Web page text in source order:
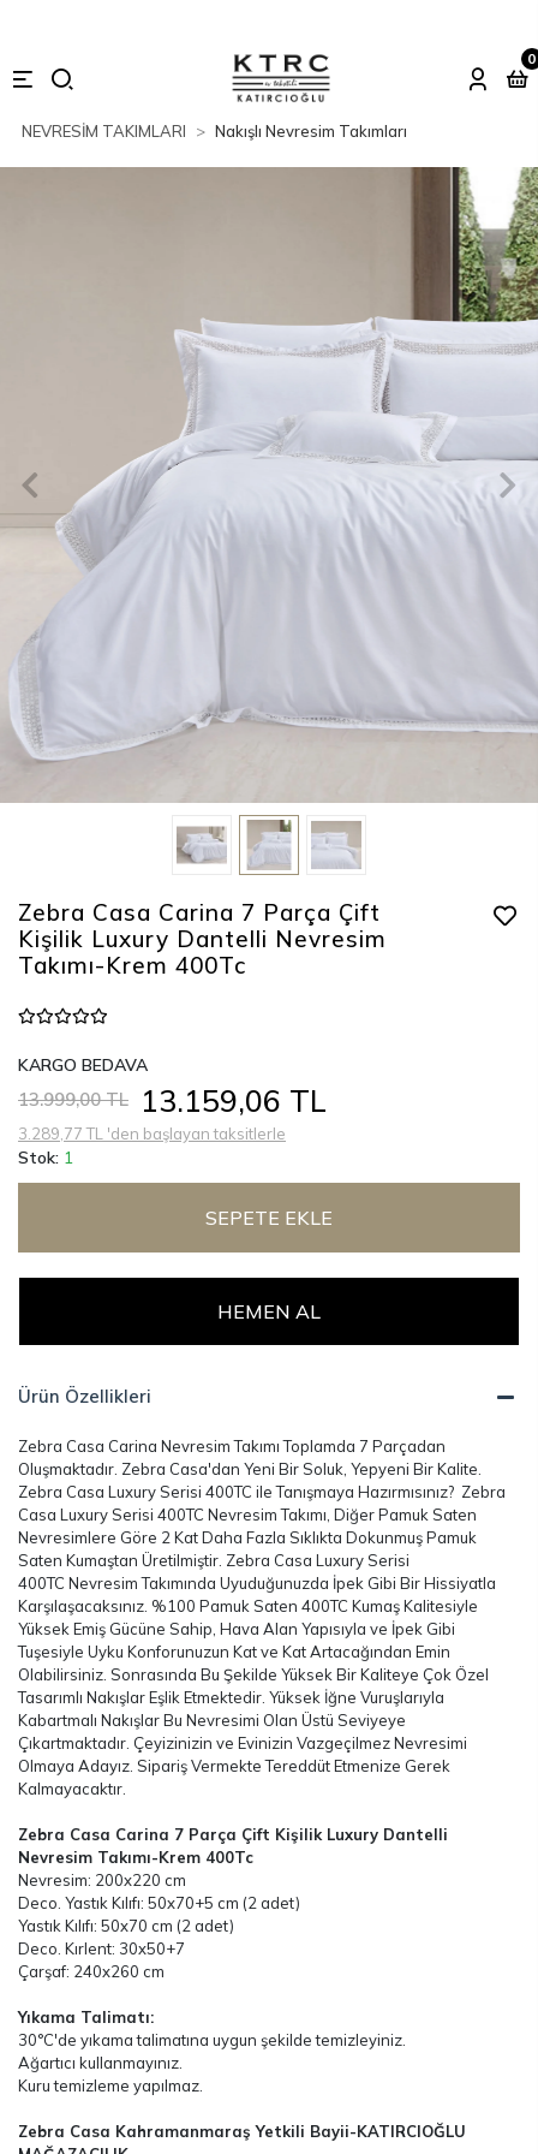
0
NEVRESİM TAKIMLARI Nakışlı Nevresim Takımları
Zebra Casa Carina 7 Parça Çift
Kişilik Luxury Dantelli Nevresim
Takımı-Krem 400Tc
KARGO BEDAVA
13.999,00 TL 13.159,06 TL
3.289,77 TL 'den başlayan taksitlerle
Stok: 1
SEPETE EKLE
HEMEN AL
Ürün Özellikleri
Zebra Casa Carina Nevresim Takımı Toplamda 7 Parçadan
Oluşmaktadır. Zebra Casa'dan Yeni Bir Soluk, Yepyeni Bir Kalite.
Zebra Casa Luxury Serisi 400TC ile Tanışmaya Hazırmısınız? Zebra
Casa Luxury Serisi 400TC Nevresim Takımı, Diğer Pamuk Saten
Nevresimlere Göre 2 Kat Daha Fazla Sıklıkta Dokunmuş Pamuk
Saten Kumaştan Üretilmiştir. Zebra Casa Luxury Serisi
400TC Nevresim Takımında Uyuduğunuzda İpek Gibi Bir Hissiyatla
Karşılaşacaksınız. %100 Pamuk Saten 400TC Kumaş Kalitesiyle
Yüksek Emiş Gücüne Sahip, Hava Alan Yapısıyla ve İpek Gibi
Tuşesiyle Uyku Konforunuzun Kat ve Kat Artacağından Emin
Olabilirsiniz. Sonrasında Bu Şekilde Yüksek Bir Kaliteye Çok Özel
Tasarımlı Nakışlar Eşlik Etmektedir. Yüksek İğne Vuruşlarıyla
Kabartmalı Nakışlar Bu Nevresimi Olan Üstü Seviyeye
Çıkartmaktadır. Çeyizinizin ve Evinizin Vazgeçilmez Nevresimi
Olmaya Adayız. Sipariş Vermekte Tereddüt Etmenize Gerek
Kalmayacaktır.
Zebra Casa Carina 7 Parça Çift Kişilik Luxury Dantelli
Nevresim Takımı-Krem 400Tc
Nevresim: 200x220 cm
Deco. Yastık Kılıfı: 50x70+5 cm (2 adet)
Yastık Kılıfı: 50x70 cm (2 adet)
Deco. Kırlent: 30x50+7
Çarşaf: 240x260 cm
Yıkama Talimatı:
30°C'de yıkama talimatına uygun şekilde temizleyiniz.
Ağartıcı kullanmayınız.
Kuru temizleme yapılmaz.
Zebra Casa Kahramanmaraş Yetkili Bayii-KATIRCIOĞLU